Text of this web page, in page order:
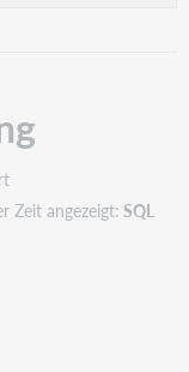
Zeit angezeigt: SQL